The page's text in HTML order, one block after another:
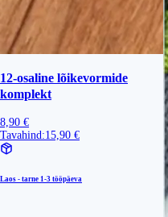
12-osaline lõikevormide
komplekt
8,90 €
Tavahind:15,90 €
Laos - tarne 1-3 tööpäeva